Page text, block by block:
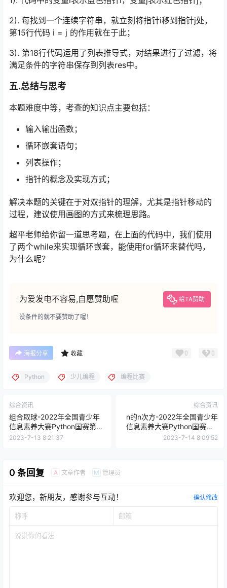
2). 每找到一个连续字符串，就立刻将指针i移到指针j处，
第15行代码 i = j 的作用就在于此；
3). 第18行代码运用了列表推导式，对结果进行了过滤，将
满足条件的字符串保存到列表res中。
五.总结与思考
本题难度中等，考查的知识点主要包括：
输入输出函数；
循环嵌套语句；
列表操作；
指针的概念及实现方式；
解决本题的关键在于对双指针的理解，尤其是指针移动的
过程，建议使用画图的方式来梳理思路。
超平老师给你留一道思考题，在上面的代码中，我们使用
了两个while来实现循环嵌套，能使用for循环来替代吗，
为什么呢？
为爱发电不容易,自愿赞助喔 给TA赞助
没条件的就不要赞助了喔！
海报分享 收藏 0 0
Python 少儿编程 编程比赛
综合资讯
组合取球-2022年全国青少年
信息素养大赛Python国赛第6
题
2023-7-13 8:21:37
综合资讯
n的n次方-2022年全国青少年
信息素养大赛Python国赛第8
题
2023-7-14 8:09:52
0 条回复 A 文章作者 M 管理员
欢迎您，新朋友，感谢参与互动！ 确认修改